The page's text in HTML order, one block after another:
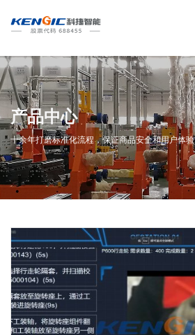
产品中心
十余年打磨标准化流程，保证商品安全和用户体验